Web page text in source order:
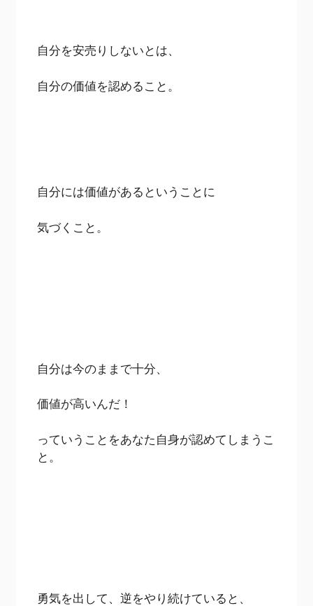
自分を安売りしないとは、
自分の価値を認めること。
自分には価値があるということに
気づくこと。
自分は今のままで十分、
価値が高いんだ！
っていうことをあなた自身が認めてしまうこ
と。
勇気を出して、逆をやり続けていると、